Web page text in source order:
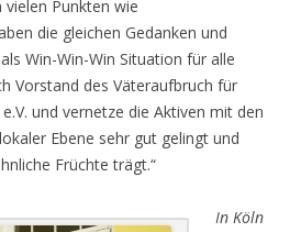
vielen Punkten wie
die gleichen Gedanken und
Win-Win-Win Situation für alle
Vorstand des Väteraufbruch für
und vernetze die Aktiven mit den
Ebene sehr gut gelingt und
Früchte trägt.“
In Köln